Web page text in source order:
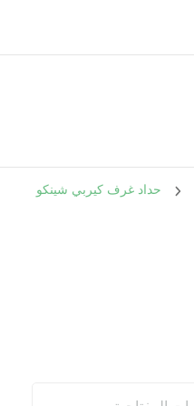
حداد غرف كيربي شينكو